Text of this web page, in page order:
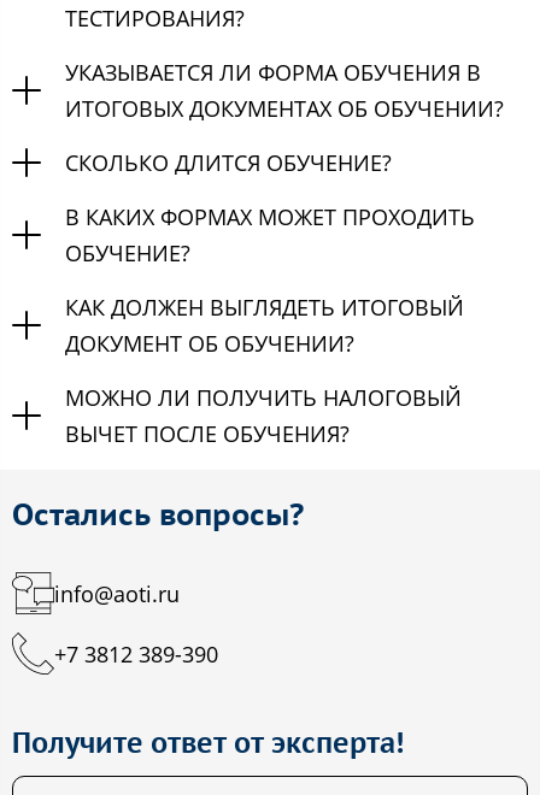
ТЕСТИРОВАНИЯ?
УКАЗЫВАЕТСЯ ЛИ ФОРМА ОБУЧЕНИЯ В
ИТОГОВЫХ ДОКУМЕНТАХ ОБ ОБУЧЕНИИ?
СКОЛЬКО ДЛИТСЯ ОБУЧЕНИЕ?
В КАКИХ ФОРМАХ МОЖЕТ ПРОХОДИТЬ
ОБУЧЕНИЕ?
КАК ДОЛЖЕН ВЫГЛЯДЕТЬ ИТОГОВЫЙ
ДОКУМЕНТ ОБ ОБУЧЕНИИ?
МОЖНО ЛИ ПОЛУЧИТЬ НАЛОГОВЫЙ
ВЫЧЕТ ПОСЛЕ ОБУЧЕНИЯ?
Остались вопросы?
info@aoti.ru
+7 3812 389-390
Получите ответ от эксперта!